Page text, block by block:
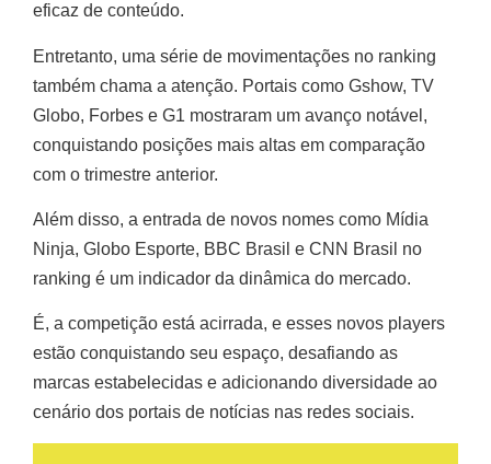
eficaz de conteúdo.
Entretanto, uma série de movimentações no ranking
também chama a atenção. Portais como Gshow, TV
Globo, Forbes e G1 mostraram um avanço notável,
conquistando posições mais altas em comparação
com o trimestre anterior.
Além disso, a entrada de novos nomes como Mídia
Ninja, Globo Esporte, BBC Brasil e CNN Brasil no
ranking é um indicador da dinâmica do mercado.
É, a competição está acirrada, e esses novos players
estão conquistando seu espaço, desafiando as
marcas estabelecidas e adicionando diversidade ao
cenário dos portais de notícias nas redes sociais.